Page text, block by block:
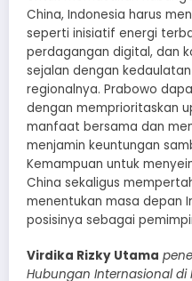
China, Indonesia harus
seperti inisiatif energi
perdagangan digital, dan
sejalan dengan
regionalnya. Prabowo
dengan memprioritaskan
manfaat bersama dan
menjamin keuntungan
Kemampuan untuk
China sekaligus
menentukan masa depan
posisinya sebagai
Virdika Rizky Utama
Hubungan Internasional di